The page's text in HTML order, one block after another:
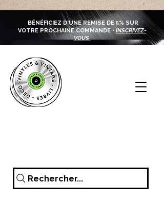
BÉNÉFICIEZ D'UNE REMISE DE 5% SUR
VOTRE PROCHAINE COMMANDE • INSCRIVEZ-
VOUS
Rechercher...